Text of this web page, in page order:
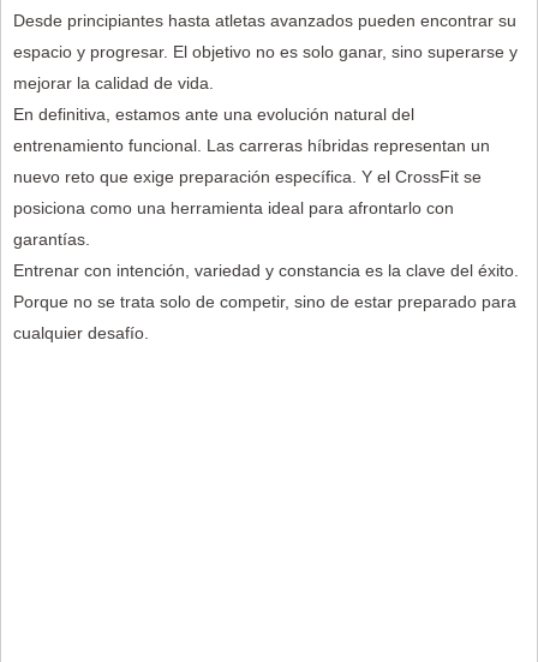
Desde principiantes hasta atletas avanzados pueden encontrar su
espacio y progresar. El objetivo no es solo ganar, sino superarse y
mejorar la calidad de vida.
En definitiva, estamos ante una evolución natural del
entrenamiento funcional. Las carreras híbridas representan un
nuevo reto que exige preparación específica. Y el CrossFit se
posiciona como una herramienta ideal para afrontarlo con
garantías.
Entrenar con intención, variedad y constancia es la clave del éxito.
Porque no se trata solo de competir, sino de estar preparado para
cualquier desafío.